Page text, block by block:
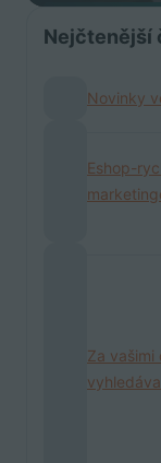
Nejčtenější
Novinky
Eshop-
Za vašimi